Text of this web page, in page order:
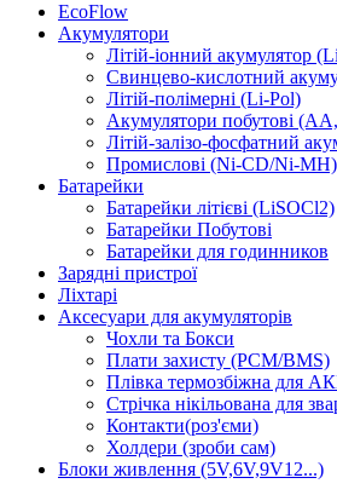
EcoFlow
Акумулятори
Літій-іонний акумулятор
Свинцево-кислотний
Літій-полімерні (Li-Pol)
Акумулятори побутові
Літій-залізо-фосфатний
Промислові (Ni-CD/Ni-MH)
Батарейки
Батарейки літієві (LiSOCl2)
Батарейки Побутові
Батарейки для годинников
Зарядні пристрої
Ліхтарі
Аксесуари для акумуляторів
Чохли та Бокси
Плати захисту (PCM/BMS)
Плівка термозбіжна для
Стрічка нікільована для
Контакти(роз'єми)
Холдери (зроби сам)
Блоки живлення (5V,6V,9V12...)